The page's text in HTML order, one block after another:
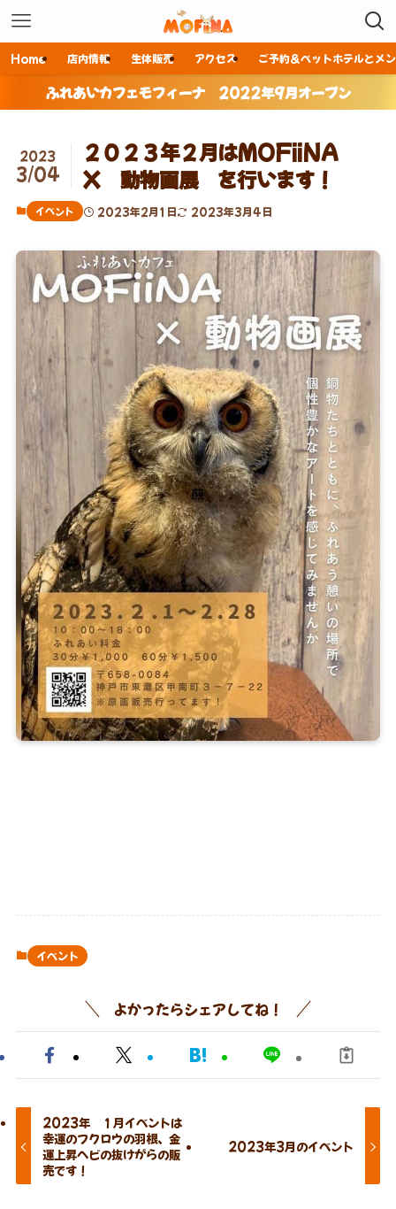
Home 店内情報 生体販売 アクセス ご予約＆ペットホテルとメ
ふれあいカフェモフィーナ 2022年9月オープン
２０２３年２月はMOFiiNA
X 動物画展 を行います！
2023
3/04
イベント 2023年2月1日 2023年3月4日
イベント
よかったらシェアしてね！
2023年 １月イベントは
幸運のフクロウの羽根、金
運上昇ヘビの抜けがらの販
売です！
2023年3月のイベント